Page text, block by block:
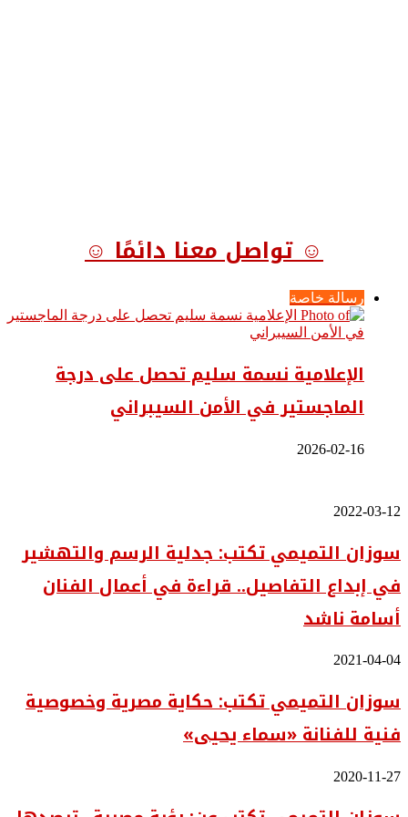
☺ تواصل معنا دائمًا ☺
رسالة خاصة
الإعلامية نسمة سليم تحصل على درجة
الماجستير في الأمن السيبراني
2026-02-16
سوزان
تكتب:
جدلية
الرسم
والتهشير
في
قراءة
أعمال
أسامة
2022-03-12
سوزان التميمي تكتب: جدلية الرسم والتهشير
في إبداع التفاصيل.. قراءة في أعمال الفنان
أسامة ناشد
سوزان
تكتب:
حكاية
مصرية
وخصوصية
للفنانة
2021-04-04
سوزان التميمي تكتب: حكاية مصرية وخصوصية
فنية للفنانة «سماء يحيى»
سوزان
تكتب
2020-11-27